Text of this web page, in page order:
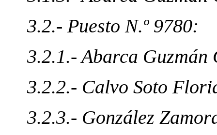
3.2.- Puesto N.º 9780:
3.2.1.- Abarca
3.2.2.- Calvo Soto
3.2.3.- González